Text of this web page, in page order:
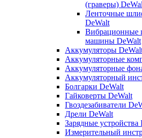
(граверы)
Ленточные
DeWalt
Вибрационные
машины DeWalt
Аккумуляторы
Аккумуляторные
Аккумуляторные
Аккумуляторный
Болгарки DeWalt
Гайковерты DeWalt
Гвоздезабиватели
Дрели DeWalt
Зарядные устройства
Измерительный